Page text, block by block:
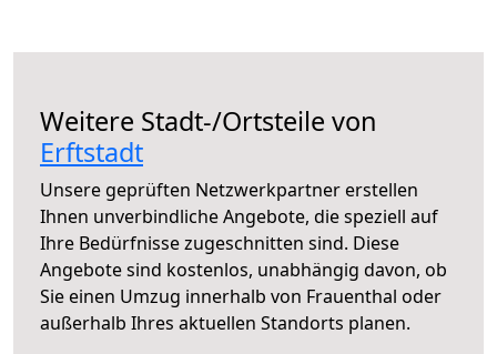
Weitere Stadt-/Ortsteile von
Erftstadt
Unsere geprüften Netzwerkpartner erstellen
Ihnen unverbindliche Angebote, die speziell auf
Ihre Bedürfnisse zugeschnitten sind. Diese
Angebote sind kostenlos, unabhängig davon, ob
Sie einen Umzug innerhalb von Frauenthal oder
außerhalb Ihres aktuellen Standorts planen.